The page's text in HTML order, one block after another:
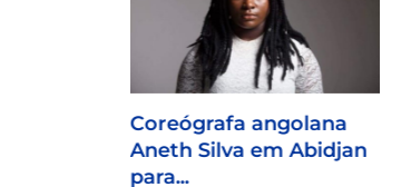
Coreógrafa angolana
Aneth Silva em Abidjan
para...